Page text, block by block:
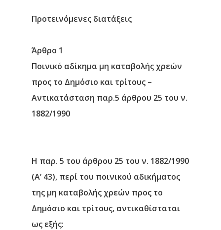
Προτεινόμενες διατάξεις
Άρθρο 1
Ποινικό αδίκημα μη καταβολής χρεών
προς το Δημόσιο και τρίτους –
Αντικατάσταση παρ.5 άρθρου 25 του ν.
1882/1990
Η παρ. 5 του άρθρου 25 του ν. 1882/1990
(Α’ 43), περί του ποινικού αδικήματος
της μη καταβολής χρεών προς το
Δημόσιο και τρίτους, αντικαθίσταται
ως εξής: